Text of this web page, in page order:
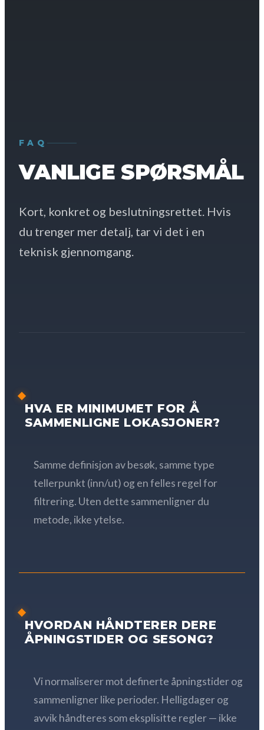
FAQ
VANLIGE SPØRSMÅL
Kort, konkret og beslutningsrettet. Hvis
du trenger mer detalj, tar vi det i en
teknisk gjennomgang.
HVA ER MINIMUMET FOR Å
SAMMENLIGNE LOKASJONER?
Samme definisjon av besøk, samme type
tellerpunkt (inn/ut) og en felles regel for
filtrering. Uten dette sammenligner du
metode, ikke ytelse.
HVORDAN HÅNDTERER DERE
ÅPNINGSTIDER OG SESONG?
Vi normaliserer mot definerte åpningstider og
sammenligner like perioder. Helligdager og
avvik håndteres som eksplisitte regler — ikke